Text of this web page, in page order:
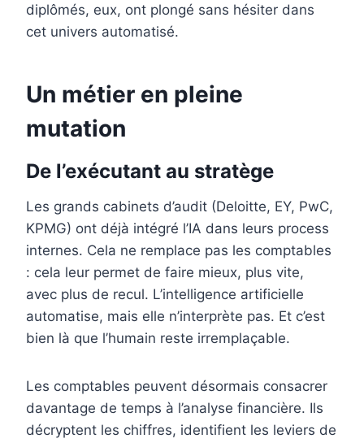
diplômés, eux, ont plongé sans hésiter dans
cet univers automatisé.
Un métier en pleine
mutation
De l’exécutant au stratège
Les grands cabinets d’audit (Deloitte, EY, PwC,
KPMG) ont déjà intégré l’IA dans leurs process
internes. Cela ne remplace pas les comptables
: cela leur permet de faire mieux, plus vite,
avec plus de recul. L’intelligence artificielle
automatise, mais elle n’interprète pas. Et c’est
bien là que l’humain reste irremplaçable.
Les comptables peuvent désormais consacrer
davantage de temps à l’analyse financière. Ils
décryptent les chiffres, identifient les leviers de